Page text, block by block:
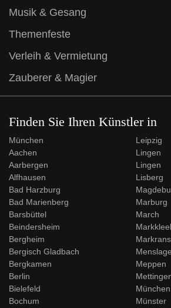
Musik & Gesang
Themenfeste
Verleih & Vermietung
Zauberer & Magier
Finden Sie Ihren Künstler in
München
Aachen
Aarbergen
Alfhausen
Bad Harzburg
Bad Marienberg
Barsbüttel
Beindersheim
Bergheim
Bergisch Gladbach
Bergkamen
Berlin
Bielefeld
Bochum
Leipzig
Lingen
Lingen
Lisberg
Marburg
March
Menslage
Meppen
München
Münster